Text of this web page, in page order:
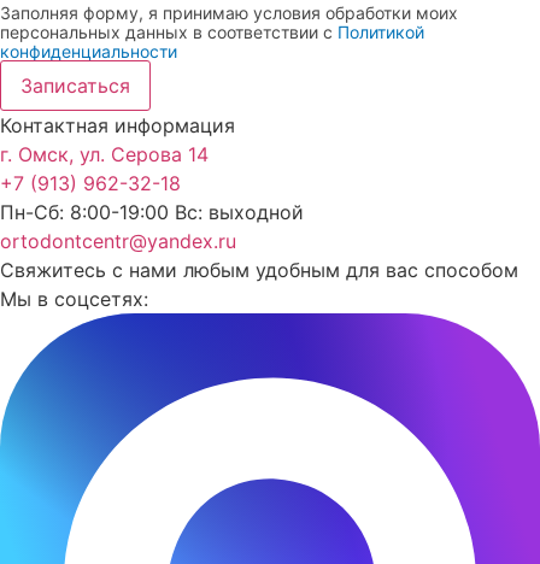
Заполняя форму, я принимаю условия обработки моих
персональных данных в соответствии с Политикой
конфиденциальности
Записаться
Контактная информация
г. Омск, ул. Серова 14
+7 (913) 962-32-18
Пн-Сб: 8:00-19:00 Вс: выходной
ortodontcentr@yandex.ru
Свяжитесь с нами любым удобным для вас способом
Мы в соцсетях: